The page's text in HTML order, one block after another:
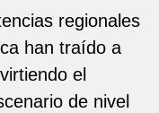
regionales
han traído a
el
de nivel